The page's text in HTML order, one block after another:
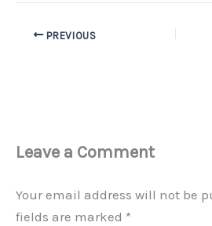
PREVIOUS
Leave a Comment
Your email address will not be
fields are marked *